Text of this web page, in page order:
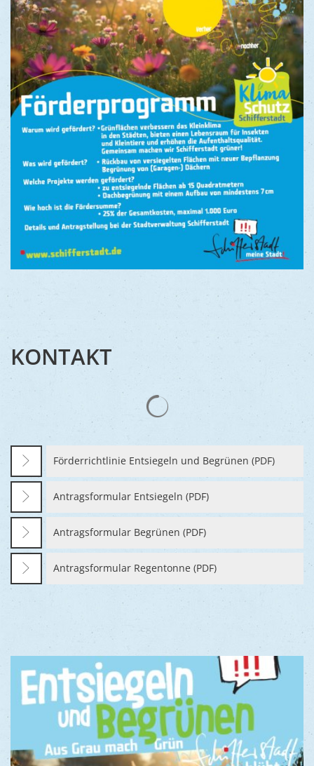
KONTAKT
Förderrichtlinie Entsiegeln und Begrünen (PDF)
Antragsformular Entsiegeln (PDF)
Antragsformular Begrünen (PDF)
Antragsformular Regentonne (PDF)